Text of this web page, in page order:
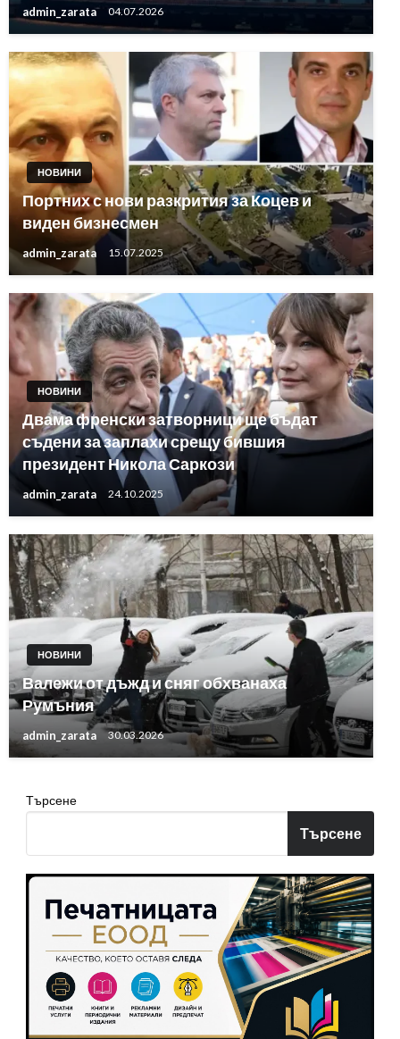
admin_zarata 04.07.2026
НОВИНИ
Портних с нови разкрития за Коцев и
виден бизнесмен
admin_zarata 15.07.2025
НОВИНИ
Двама френски затворници ще бъдат
съдени за заплахи срещу бившия
президент Никола Саркози
admin_zarata 24.10.2025
НОВИНИ
Валежи от дъжд и сняг обхванаха
Румъния
admin_zarata 30.03.2026
Търсене
Търсене